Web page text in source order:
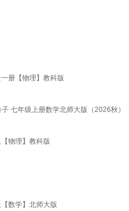
册【物理】教科版
七年级上册数学北师大版（2026秋）
物理】教科版
数学】北师大版